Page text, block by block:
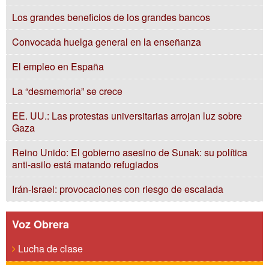
Los grandes beneficios de los grandes bancos
Convocada huelga general en la enseñanza
El empleo en España
La “desmemoria” se crece
EE. UU.: Las protestas universitarias arrojan luz sobre
Gaza
Reino Unido: El gobierno asesino de Sunak: su política
anti-asilo está matando refugiados
Irán-Israel: provocaciones con riesgo de escalada
Voz Obrera
Lucha de clase